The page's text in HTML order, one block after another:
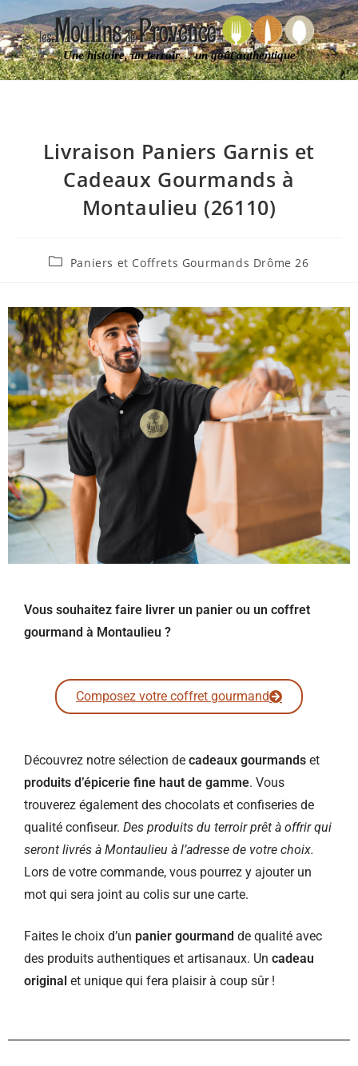
Une histoire, un terroir… un goût authentique
Livraison Paniers Garnis et
Cadeaux Gourmands à
Montaulieu (26110)
Paniers et Coffrets Gourmands Drôme 26
Vous souhaitez faire livrer un panier ou un coffret
gourmand à Montaulieu ?
Composez votre coffret gourmand
Découvrez notre sélection de cadeaux gourmands et
produits d’épicerie fine haut de gamme. Vous
trouverez également des chocolats et confiseries de
qualité confiseur. Des produits du terroir prêt à offrir qui
seront livrés à Montaulieu à l’adresse de votre choix.
Lors de votre commande, vous pourrez y ajouter un
mot qui sera joint au colis sur une carte.
Faites le choix d’un panier gourmand de qualité avec
des produits authentiques et artisanaux. Un cadeau
original et unique qui fera plaisir à coup sûr !